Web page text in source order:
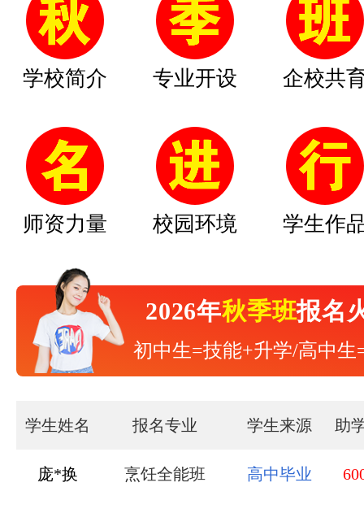
学校简介 专业开设 企校共
师资力量 校园环境 学生作
2026年秋季班报名
初中生=技能+升学/高中生
学生姓名 报名专业 学生来源 助
庞*换 烹饪全能班 高中毕业